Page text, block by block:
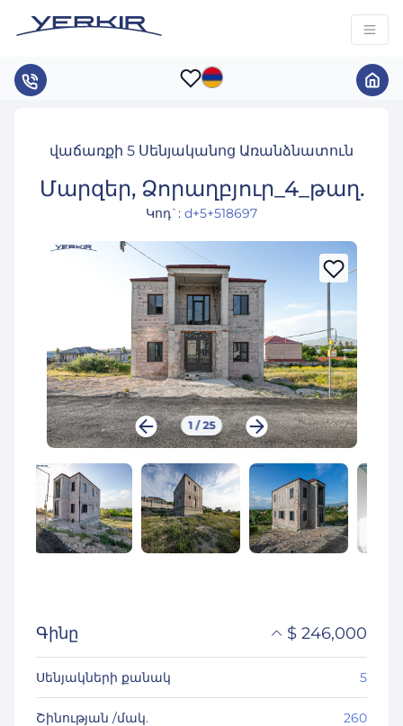
վաճառքի 5 Սենյականոց Առանձնատուն
Մարզեր, Ձորաղբյուր_4_թաղ.
Կոդ`: d+5+518697
1 /25
Գինը $ 246,000
Սենյակների քանակ 5
Շինության /մակ. 260